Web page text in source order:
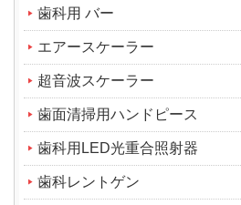
歯科用 バー
エアースケーラー
超音波スケーラー
歯面清掃用ハンドピース
歯科用LED光重合照射器
歯科レントゲン